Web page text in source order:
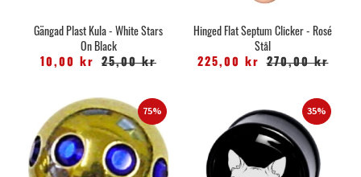
Gängad Plast Kula - White Stars
On Black
10,00 kr 25,00 kr
Hinged Flat Septum Clicker - Rosé
Stål
225,00 kr 270,00 kr
75% 35%